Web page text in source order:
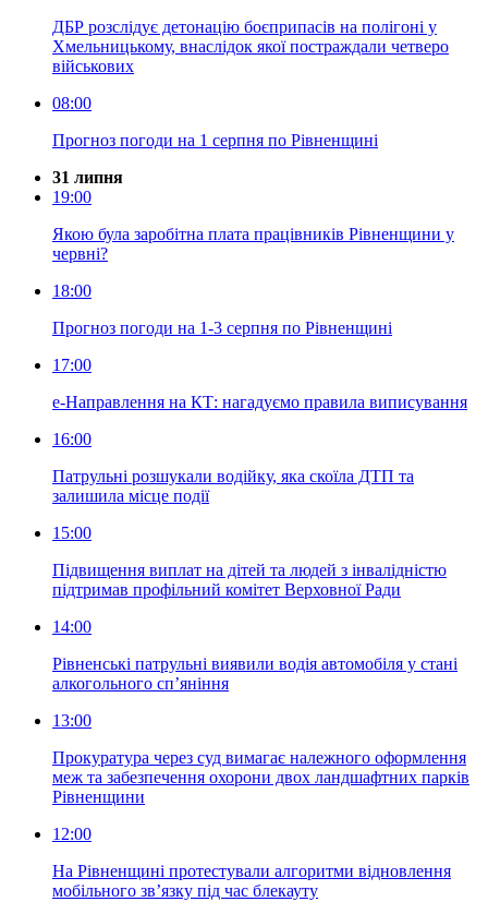
ДБР розслідує детонацію боєприпасів на полігоні у
Хмельницькому, внаслідок якої постраждали четверо
військових
08:00
Прогноз погоди на 1 серпня по Рівненщині
31 липня
19:00
Якою була заробітна плата працівників Рівненщини у
червні?
18:00
Прогноз погоди на 1-3 серпня по Рівненщині
17:00
е-Направлення на КТ: нагадуємо правила виписування
16:00
Патрульні розшукали водійку, яка скоїла ДТП та
залишила місце події
15:00
Підвищення виплат на дітей та людей з інвалідністю
підтримав профільний комітет Верховної Ради
14:00
Рівненські патрульні виявили водія автомобіля у стані
алкогольного сп’яніння
13:00
Прокуратура через суд вимагає належного оформлення
меж та забезпечення охорони двох ландшафтних парків
Рівненщини
12:00
На Рівненщині протестували алгоритми відновлення
мобільного зв’язку під час блекауту